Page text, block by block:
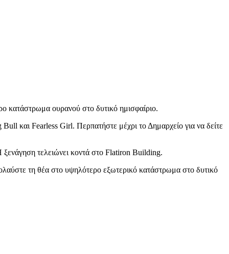
κατάστρωμα ουρανού στο δυτικό ημισφαίριο.
και Fearless Girl. Περπατήστε μέχρι το Δημαρχείο για να δείτε
ξενάγηση τελειώνει κοντά στο Flatiron Building.
τη θέα στο υψηλότερο εξωτερικό κατάστρωμα στο δυτικό